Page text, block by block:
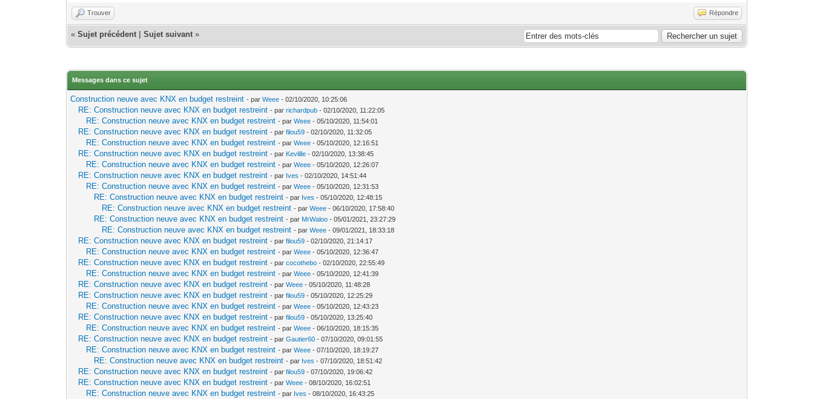
Trouver Répondre
«Sujet précédent |Sujet suivant »
Messages dans ce sujet
Construction neuve avec KNX en budget restreint - parWeee - 02/10/2020, 10:25:06
RE: Construction neuve avec KNX en budget restreint - parrichardpub - 02/10/2020, 11:22:05
RE: Construction neuve avec KNX en budget restreint - parWeee - 05/10/2020, 11:54:01
RE: Construction neuve avec KNX en budget restreint - parfilou59 - 02/10/2020, 11:32:05
RE: Construction neuve avec KNX en budget restreint - parWeee - 05/10/2020, 12:16:51
RE: Construction neuve avec KNX en budget restreint - par Kevlille - 02/10/2020, 13:38:45
RE: Construction neuve avec KNX en budget restreint - parWeee - 05/10/2020, 12:26:07
RE: Construction neuve avec KNX en budget restreint - par Ives - 02/10/2020, 14:51:44
RE: Construction neuve avec KNX en budget restreint - parWeee - 05/10/2020, 12:31:53
RE: Construction neuve avec KNX en budget restreint - par Ives - 05/10/2020, 12:48:15
RE: Construction neuve avec KNX en budget restreint - parWeee - 06/10/2020, 17:58:40
RE: Construction neuve avec KNX en budget restreint - par MrWaloo - 05/01/2021, 23:27:29
RE: Construction neuve avec KNX en budget restreint - parWeee - 09/01/2021, 18:33:18
RE: Construction neuve avec KNX en budget restreint - parfilou59 - 02/10/2020, 21:14:17
RE: Construction neuve avec KNX en budget restreint - parWeee - 05/10/2020, 12:36:47
RE: Construction neuve avec KNX en budget restreint - parcocothebo - 02/10/2020, 22:55:49
RE: Construction neuve avec KNX en budget restreint - parWeee - 05/10/2020, 12:41:39
RE: Construction neuve avec KNX en budget restreint - parWeee - 05/10/2020, 11:48:28
RE: Construction neuve avec KNX en budget restreint - parfilou59 - 05/10/2020, 12:25:29
RE: Construction neuve avec KNX en budget restreint - parWeee - 05/10/2020, 12:43:23
RE: Construction neuve avec KNX en budget restreint - parfilou59 - 05/10/2020, 13:25:40
RE: Construction neuve avec KNX en budget restreint - parWeee - 06/10/2020, 18:15:35
RE: Construction neuve avec KNX en budget restreint - parGautier60 - 07/10/2020, 09:01:55
RE: Construction neuve avec KNX en budget restreint - parWeee - 07/10/2020, 18:19:27
RE: Construction neuve avec KNX en budget restreint - par Ives - 07/10/2020, 18:51:42
RE: Construction neuve avec KNX en budget restreint - parfilou59 - 07/10/2020, 19:06:42
RE: Construction neuve avec KNX en budget restreint - parWeee - 08/10/2020, 16:02:51
RE: Construction neuve avec KNX en budget restreint - par Ives - 08/10/2020, 16:43:25